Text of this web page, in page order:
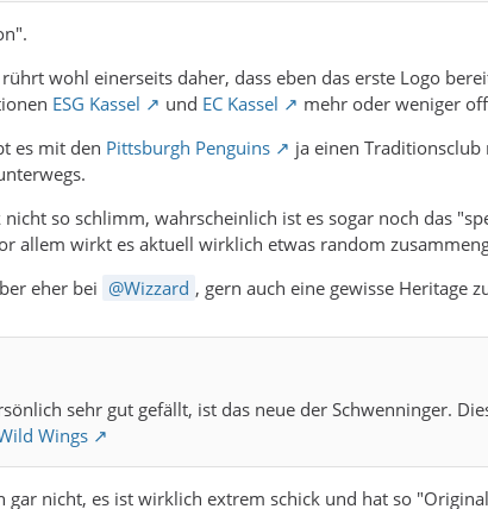
rührt wohl einerseits daher, dass eben das erste Logo
ESG Kassel und EC Kassel
mehr oder weniger
es mit den Pittsburgh Penguins ja einen
nicht so schlimm, wahrscheinlich ist es sogar noch das
allem wirkt es aktuell wirklich etwas random
eher bei
Wizzard , gern auch eine gewisse Heritage
sehr gut gefällt, ist das neue der Schwenninger.
Wings
gar nicht, es ist wirklich extrem schick und hat so